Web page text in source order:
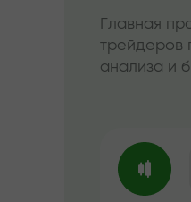
Главная
трейдеров
анализа и